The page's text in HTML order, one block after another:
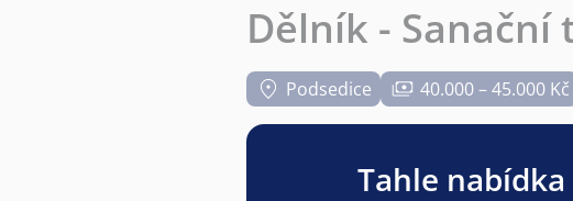
Dělník - Sanační
Podsedice 40.000 – 45.000 Kč
Tahle